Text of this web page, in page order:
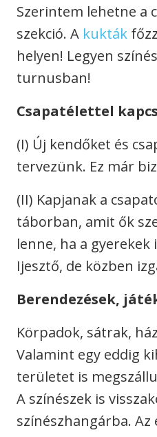
Szerintem lehetne a
szekció. A kukták
helyen! Legyen
turnusban!
Csapatélettel
(I) Új kendőket és
tervezünk. Ez már
(II) Kapjanak a
táborban, amit ők
lenne, ha a
Ijesztő, de közben
Berendezések,
Körpadok, sátrak,
Valamint egy eddig
területet is
A színészek is
színészhangárba. Az